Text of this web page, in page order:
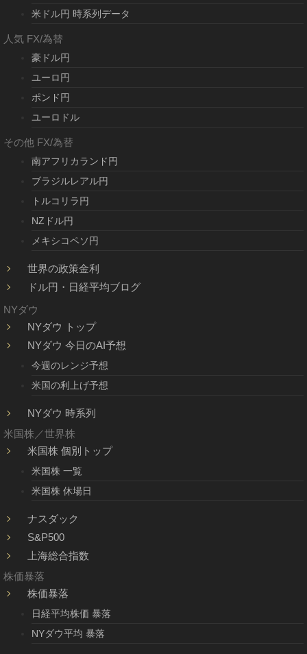
米ドル円 時系列データ
人気 FX/為替
豪ドル円
ユーロ円
ポンド円
ユーロドル
その他 FX/為替
南アフリカランド円
ブラジルレアル円
トルコリラ円
NZドル円
メキシコペソ円
世界の政策金利
ドル円・日経平均ブログ
NYダウ
NYダウ トップ
NYダウ 今日のAI予想
今週のレンジ予想
米国の利上げ予想
NYダウ 時系列
米国株／世界株
米国株 個別トップ
米国株 一覧
米国株 休場日
ナスダック
S&P500
上海総合指数
株価暴落
株価暴落
日経平均株価 暴落
NYダウ平均 暴落